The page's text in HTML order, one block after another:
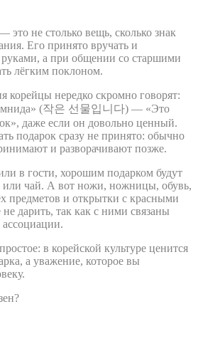
это не столько вещь, сколько знак
Его принято вручать и
а при общении со старшими
лёгким поклоном.
корейцы нередко скромно говорят:
(작은 선물입니다) — «Это
даже если он довольно ценный.
подарок сразу не принято: обычно
и разворачивают позже.
в гости, хорошим подарком будут
или чай. А вот ножи, ножницы, обувь,
предметов и открытки с красными
дарить, так как с ними связаны
в корейской культуре ценится
а уважение, которое вы